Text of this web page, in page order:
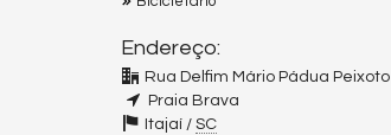
Endereço:
Rua Delfim Mário Pádua Peixoto
Praia Brava
Itajaí / SC